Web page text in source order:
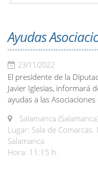
Ayudas
23/11/2022
El presidente de la
Javier Iglesias, informará
ayudas a las
Salamanca
Lugar: Sala de
Salamanca
Hora: 11:15 h.